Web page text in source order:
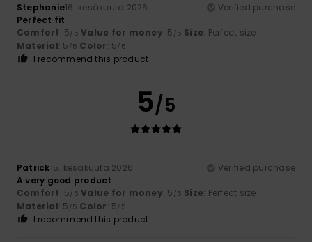
Stephanie16. kesäkuuta 2026
Verified purchase
Perfect fit
Comfort: 5/5 Value for money: 5 /5 Size: Perfect size
Material: 5 /5 Color: 5/5
I recommend this product
5/5
Patrick15. kesäkuuta 2026
Verified purchase
A very good product
Comfort: 5/5 Value for money: 5 /5 Size: Perfect size
Material: 5 /5 Color: 5/5
I recommend this product